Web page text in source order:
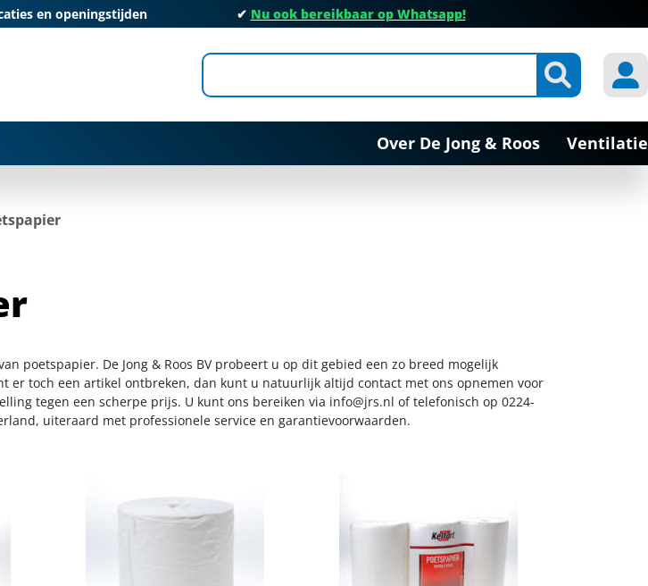
en openingstijden ✔ Nu ook bereikbaar op Whatsapp!
Over De Jong & Roos Ventilatie
poetspapier. De Jong & Roos BV probeert u op dit gebied een zo breed mogelijk
er toch een artikel ontbreken, dan kunt u natuurlijk altijd contact met ons opnemen voor
tegen een scherpe prijs. U kunt ons bereiken via info@jrs.nl of telefonisch op 0224-
uiteraard met professionele service en garantievoorwaarden.